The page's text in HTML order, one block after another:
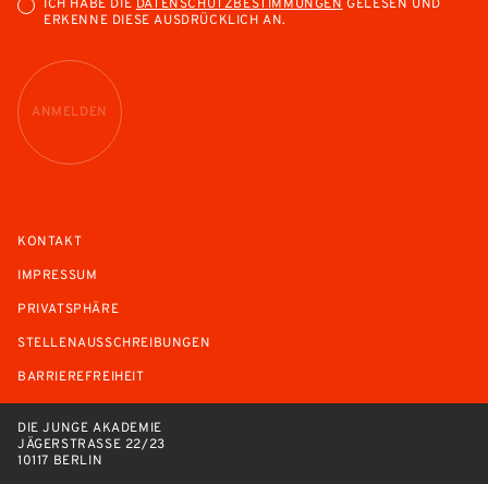
ICH HABE DIEDATENSCHUTZBESTIMMUNGENGELESEN UND
ERKENNE DIESE AUSDRÜCKLICH AN.
ANMELDEN
KONTAKT
IMPRESSUM
PRIVATSPHÄRE
STELLENAUSSCHREIBUNGEN
BARRIEREFREIHEIT
DIE JUNGE AKADEMIE
JÄGERSTRASSE 22/23
10117 BERLIN